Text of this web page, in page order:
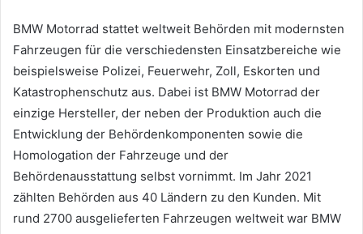
BMW Motorrad stattet weltweit Behörden mit modernsten
Fahrzeugen für die verschiedensten Einsatzbereiche wie
beispielsweise Polizei, Feuerwehr, Zoll, Eskorten und
Katastrophenschutz aus. Dabei ist BMW Motorrad der
einzige Hersteller, der neben der Produktion auch die
Entwicklung der Behördenkomponenten sowie die
Homologation der Fahrzeuge und der
Behördenausstattung selbst vornimmt. Im Jahr 2021
zählten Behörden aus 40 Ländern zu den Kunden. Mit
rund 2700 ausgelieferten Fahrzeugen weltweit war BMW